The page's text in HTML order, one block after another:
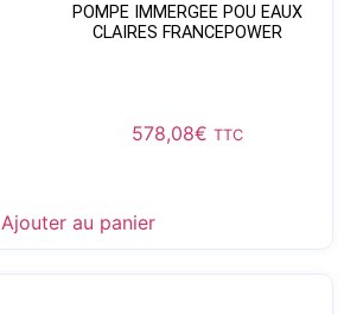
POMPE IMMERGEE POU EAUX
CLAIRES FRANCEPOWER
578,08€ TTC
Ajouter au panier